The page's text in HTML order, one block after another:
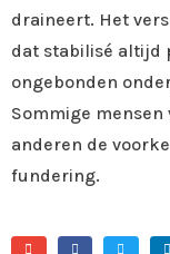
draineert. Het
dat stabilisé altijd
ongebonden
Sommige
anderen de
fundering.